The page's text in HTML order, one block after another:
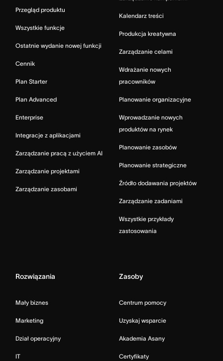
Przegląd produktu
Wszystkie funkcje
Ostatnie wydanie nowej funkcji
Cennik
Plan Starter
Plan Advanced
Enterprise
Integracje z aplikacjami
Zarządzanie pracą z użyciem AI
Zarządzanie projektami
Zarządzanie zasobami
Kalendarz treści
Produkcja kreatywna
Zarządzanie celami
Wdrażanie nowych
pracowników
Planowanie organizacyjne
Wprowadzanie nowych
produktów na rynek
Planowanie zasobów
Planowanie strategiczne
Źródło dodawania projektów
Zarządzanie zadaniami
Wszystkie przykłady
zastosowania
Rozwiązania
Mały biznes
Marketing
Dział operacyjny
IT
Zasoby
Centrum pomocy
Uzyskaj wsparcie
Akademia Asany
Certyfikaty